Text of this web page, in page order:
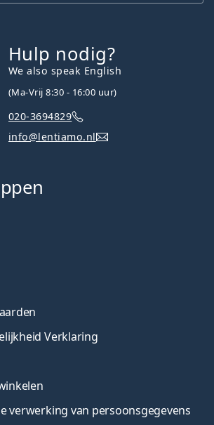
Hulp nodig?
We also speak English
(Ma-Vrij 8:30 - 16:00 uur)
020-3694829
info@lentiamo.nl
Verklaring
verwerking van persoonsgegevens